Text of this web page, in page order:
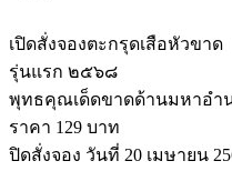
เปิดสั่งจองตะกรุดเสือหัวขาด
รุ่นแรก ๒๕๖๘
พุทธคุณเด็ดขาดด้านมหาอำ
ราคา 129 บาท
ปิดสั่งจอง วันที่ 20 เมษายน